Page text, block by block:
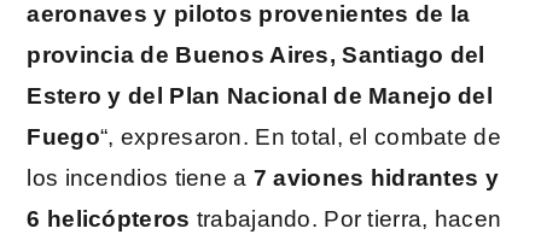
aeronaves y pilotos provenientes de la
provincia de Buenos Aires, Santiago del
Estero y del Plan Nacional de Manejo del
Fuego“, expresaron. En total, el combate de
los incendios tiene a 7 aviones hidrantes y
6 helicópteros trabajando. Por tierra, hacen